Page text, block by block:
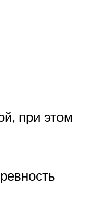
при этом